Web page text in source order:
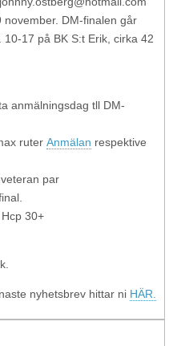
DM-finalen går
17 på BK S:t Erik, cirka 42
anmälningsdag tll DM-
ruter Anmälan respektive
par
30+
nyhetsbrev hittar ni HÄR.